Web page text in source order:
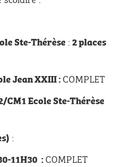
Ste-Thérèse :2 places
Jean XXIII :COMPLET
CM1 Ecole Ste-Thérèse
:
11H30 :COMPLET